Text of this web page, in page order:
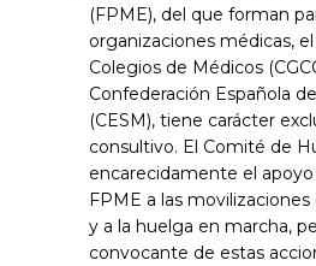
(FPME), del que forman
organizaciones médicas,
Colegios de Médicos
Confederación Española
(CESM), tiene carácter
consultivo. El Comité de
encarecidamente el
FPME a las
y a la huelga en marcha,
convocante de estas